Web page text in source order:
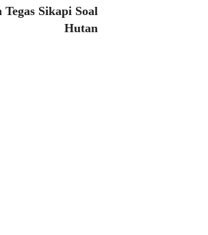
Sikapi Soal
Hutan